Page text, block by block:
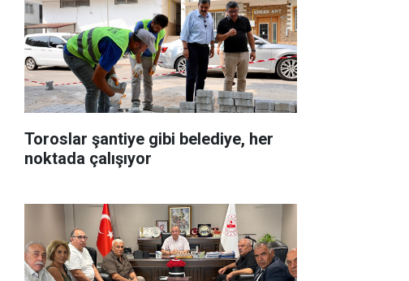
Toroslar şantiye gibi belediye, her
noktada çalışıyor